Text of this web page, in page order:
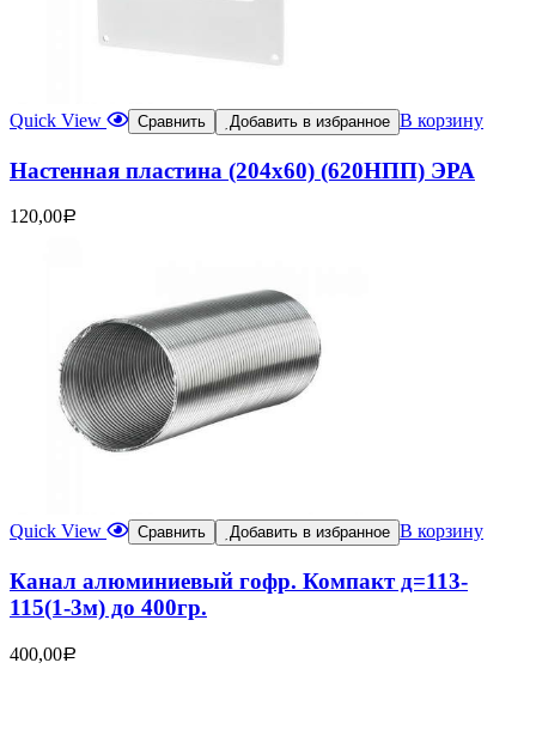
Quick View Сравнить Добавить в избранное В корзину
Настенная пластина (204х60) (620НПП) ЭРА
120,00Р
Quick View Сравнить Добавить в избранное В корзину
Канал алюминиевый гофр. Компакт д=113-
115(1-3м) до 400гр.
400,00Р